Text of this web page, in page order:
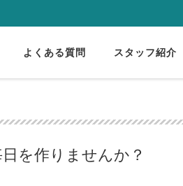
よくある質問 スタッフ紹介
を作りませんか？